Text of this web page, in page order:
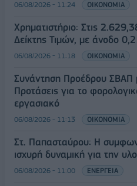
06/08/2026 - 11:24 ΟΙΚΟΝΟΜΙΑ
Χρηματιστήριο: Στις
Δείκτης Τιμών, με άνοδο
06/08/2026 - 11:18 ΟΙΚΟΝΟΜΙΑ
Συνάντηση Προέδρου ΣΒΑΠ
Προτάσεις για το
εργασιακό
06/08/2026 - 11:13 ΟΙΚΟΝΟΜΙΑ
Στ. Παπασταύρου: Η
ισχυρή δυναμική για την
06/08/2026 - 11:00 ΕΝΕΡΓΕΙΑ